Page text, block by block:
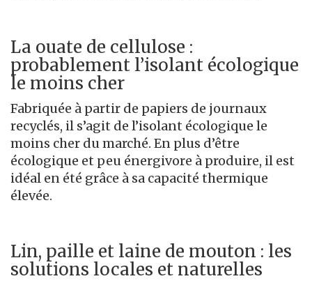
La ouate de cellulose :
probablement l’isolant écologique
le moins cher
Fabriquée à partir de papiers de journaux
recyclés, il s’agit de l’isolant écologique le
moins cher du marché. En plus d’être
écologique et peu énergivore à produire, il est
idéal en été grâce à sa capacité thermique
élevée.
Lin, paille et laine de mouton : les
solutions locales et naturelles